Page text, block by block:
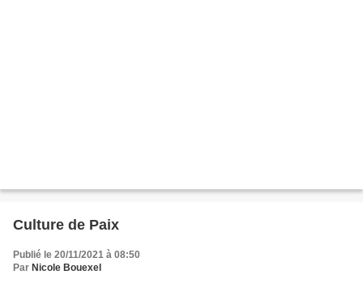
Culture de Paix
Publié le 20/11/2021 à 08:50
Par Nicole Bouexel